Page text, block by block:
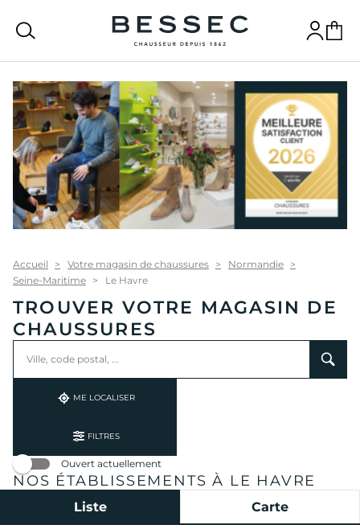
bessec-chaussures
Recherche Connexion
Panier
Accueil Votre magasin de chaussures
Normandie
Seine-Maritime
Le Havre
TROUVER VOTRE MAGASIN DE
CHAUSSURES
Rechercher
Veuillez
renseigner
0
résultat(s)
ME LOCALISER
FILTRES
Ouvert actuellement
NOS ÉTABLISSEMENTS À LE HAVRE
Liste Carte